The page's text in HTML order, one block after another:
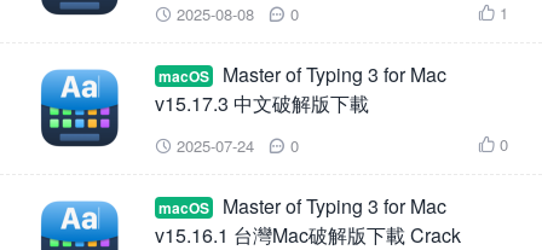
 2025-08-08  0  1
macOS
Master of Typing 3 for Mac
v15.17.3 中文破解版下載
 2025-07-24  0  0
macOS
Master of Typing 3 for Mac
v15.16.1 台灣Mac破解版下載 Crack